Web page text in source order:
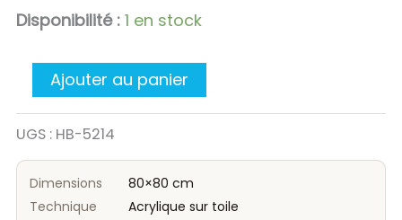
Disponibilité : 1 en stock
Ajouter au panier
UGS : HB-5214
Dimensions
80×80 cm
Technique
Acrylique sur toile